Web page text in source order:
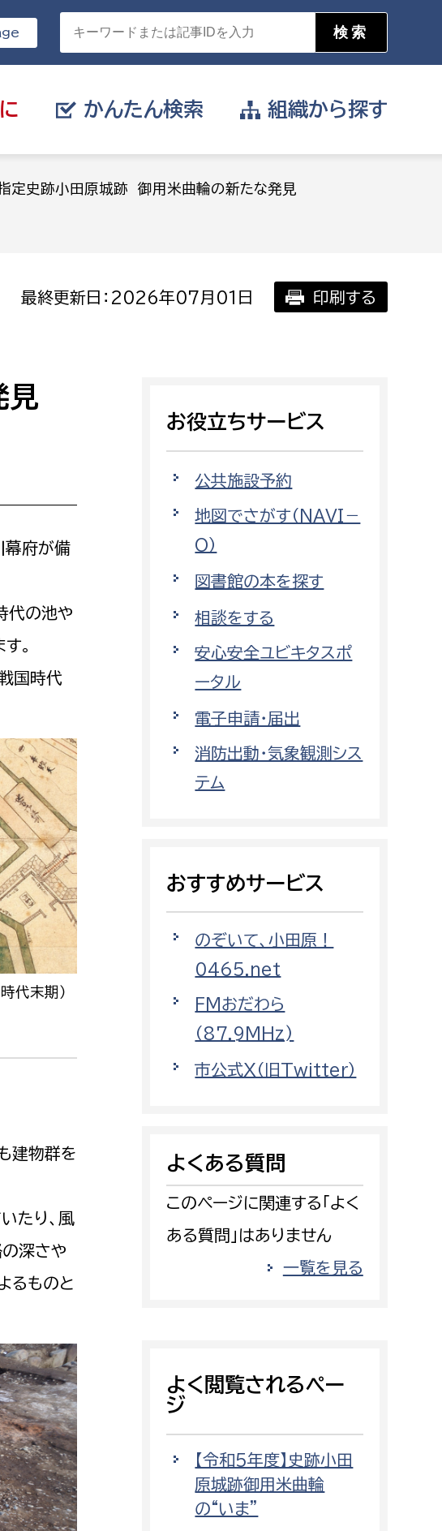
かんたん検索
目的を選択
届け出や申請をしたい
支払いをしたい
働きたい
小田原のことを知りたい
イベント・講座などに参加したい
まちづくりに関わりたい
組織から探す
環境部
環境政策課
ゼロカーボン推進課
環境保護課
都市政策課
センター
センター
経営管理課
医事課
消防総務課
予防課
警防計画課
情報司令課
警防第2課
会事務局
監査事務局
監査事務局
定史跡小田原城跡 御用米曲輪の新たな発見
最終更新日：2026年07月01日 印刷する
見
幕府が備
代の池や
。
国時代
代末期）
建物群を
たり、風
の深さや
るものと
お役立ちサービス
公共施設予約
地図でさがす（NAVI－
O）
図書館の本を探す
相談をする
安心安全ユビキタスポ
ータル
電子申請・届出
消防出動・気象観測シス
テム
おすすめサービス
のぞいて、小田原！
0465.net
FMおだわら
（87.9MHz)
市公式X（旧Twitter）
よくある質問
このページに関連する「よく
ある質問」はありません
一覧を見る
よく閲覧されるペー
ジ
【令和5年度】史跡小田
原城跡御用米曲輪
の“いま”